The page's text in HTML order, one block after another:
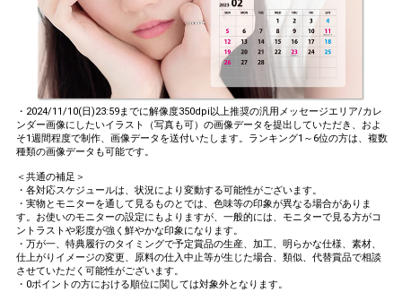
・2024/11/10(日)23:59までに解像度350dpi以上推奨の汎用メッセージエリア/カレ
ンダー画像にしたいイラスト（写真も可）の画像データを提出していただき、およ
そ1週間程度で制作、画像データを送付いたします。ランキング1～6位の方は、複数
種類の画像データも可能です。
＜共通の補足＞
・各対応スケジュールは、状況により変動する可能性がございます。
・実物とモニターを通して見るものとでは、色味等の印象が異なる場合がありま
す。お使いのモニターの設定にもよりますが、一般的には、モニターで見る方がコ
ントラストや彩度が強く鮮やかな印象になります。
・万が一、特典履行のタイミングで予定賞品の生産、加工、明らかな仕様、素材、
仕上がりイメージの変更、原料の仕入中止等が生じた場合、類似、代替賞品で相談
させていただく可能性がございます。
・0ポイントの方における順位に関しては対象外となります。